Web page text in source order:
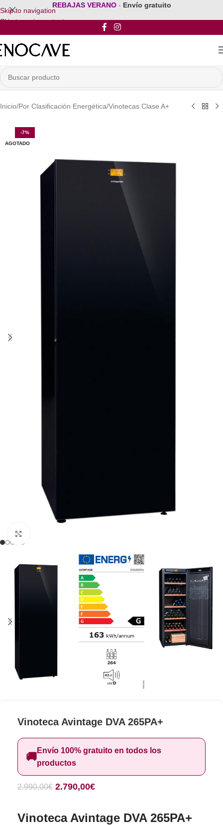
Skip to navigation
Skip to main content
REBAJAS VERANO - Envío gratuito
Inicio/Por Clasificación Energética/Vinotecas Clase A+
-7%
AGOTADO
Vinoteca Avintage DVA 265PA+
🚚Envío 100% gratuito en todos los
productos
2.990,00€ 2.790,00€
Vinoteca Avintage DVA 265PA+